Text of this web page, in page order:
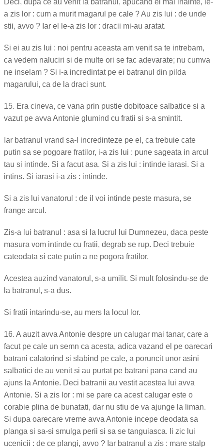
a zis lor : cum a murit magarul pe cale ? Au zis lui : de unde
stii, avvo ? Iar el le-a zis lor : dracii mi-au aratat.
Si ei au zis lui : noi pentru aceasta am venit sa te intrebam,
ca vedem naluciri si de multe ori se fac adevarate; nu cumva
ne inselam ? Si i-a incredintat pe ei batranul din pilda
magarului, ca de la draci sunt.
15. Era cineva, ce vana prin pustie dobitoace salbatice si a
vazut pe avva Antonie glumind cu fratii si s-a smintit.
Iar batranul vrand sa-l incredinteze pe el, ca trebuie cate
putin sa se pogoare fratilor, i-a zis lui : pune sageata in arcul
tau si intinde. Si a facut asa. Si a zis lui : intinde iarasi. Si a
intins. Si iarasi i-a zis : intinde.
Si a zis lui vanatorul : de il voi intinde peste masura, se
frange arcul.
Zis-a lui batranul : asa si la lucrul lui Dumnezeu, daca peste
masura vom intinde cu fratii, degrab se rup. Deci trebuie
cateodata si cate putin a ne pogora fratilor.
Acestea auzind vanatorul, s-a umilit. Si mult folosindu-se de
la batranul, s-a dus.
Si fratii intarindu-se, au mers la locul lor.
16. A auzit avva Antonie despre un calugar mai tanar, care a
facut pe cale un semn ca acesta, adica vazand el pe oarecari
batrani calatorind si slabind pe cale, a poruncit unor asini
salbatici de au venit si au purtat pe batrani pana cand au
ajuns la Antonie. Deci batranii au vestit acestea lui avva
Antonie. Si a zis lor : mi se pare ca acest calugar este o
corabie plina de bunatati, dar nu stiu de va ajunge la liman.
Si dupa oarecare vreme avva Antonie incepe deodata sa
planga si sa-si smulga perii si sa se tanguiasca. Ii zic lui
ucenicii : de ce plangi, avvo ? Iar batranul a zis : mare stalp